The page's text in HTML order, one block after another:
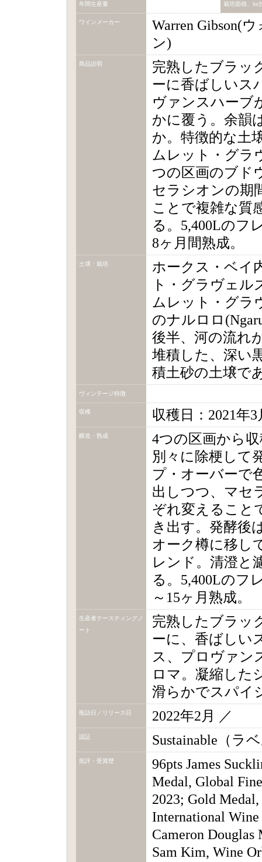
年間生産量 栽培面積、ha
ワインメーカー
Warren Gibson(
ン)
商品説明
完熟したブラッ
ーに香ばしいス
ヴァンスハーブ
かに覆う。余韻
か。特徴的な土
ムレット・グラ
つの区画のブド
セラシオンの期
ことで複雑な質
る。5,400Lのフ
8ヶ月間熟成。
土壌・栽培
ホークス・ベイ
ト・グラヴェル
ムレット・グラ
のナルロロ
後半、河の流れ
堆積した、深い
積土砂の土壌で
ヴィンテージ特徴
収穫 収穫日：2021年
醸造・熟成
4つの区画から
別々に除梗して
プ・オーバーで
出しつつ、マセ
ぞれ変えること
き出す。発酵後
オーク樽に移し
レンド。清澄と
る。5,400Lのフ
～15ヶ月熟成。
生産者テースティングノ
ート
完熟したブラッ
ーに、香ばしい
ス、プロヴァン
ロマ。凝縮した
滑らかでスパイ
瓶詰日／リリース日 2022年2月 ／
認証 Sustainable（ラ
批評・受賞歴
96pts James
Medal, Global
2023; Gold
International Wine
Cameron Douglas
Sam Kim, Wine